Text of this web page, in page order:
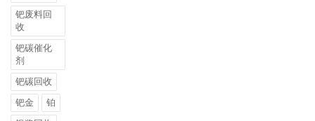
钯废料回
收
钯碳催化
剂
钯碳回收
钯金
铂